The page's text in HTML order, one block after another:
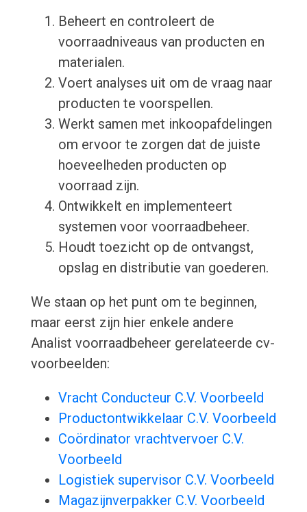
Beheert en controleert de
voorraadniveaus van producten en
materialen.
Voert analyses uit om de vraag naar
producten te voorspellen.
Werkt samen met inkoopafdelingen
om ervoor te zorgen dat de juiste
hoeveelheden producten op
voorraad zijn.
Ontwikkelt en implementeert
systemen voor voorraadbeheer.
Houdt toezicht op de ontvangst,
opslag en distributie van goederen.
We staan op het punt om te beginnen,
maar eerst zijn hier enkele andere
Analist voorraadbeheer gerelateerde cv-
voorbeelden:
Vracht Conducteur C.V. Voorbeeld
Productontwikkelaar C.V. Voorbeeld
Coördinator vrachtvervoer C.V.
Voorbeeld
Logistiek supervisor C.V. Voorbeeld
Magazijnverpakker C.V. Voorbeeld